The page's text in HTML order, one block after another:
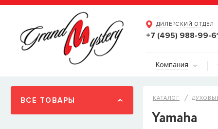
ДИЛЕРСКИЙ ОТДЕЛ
+7 (495) 988-99-
Компания
ВСЕ ТОВАРЫ КАТАЛОГ
Yamaha